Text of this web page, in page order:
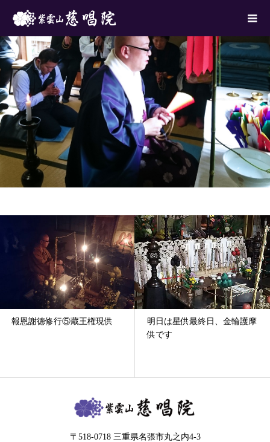
報恩謝徳修行⑤蔵王権現供
明日は星供最終日、金輪護摩
供です
〒518-0718 三重県名張市丸之内4-3